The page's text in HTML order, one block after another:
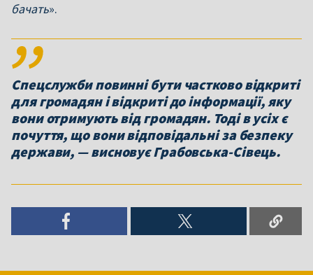
бачать».
Спецслужби повинні бути частково відкриті
для громадян і відкриті до інформації, яку
вони отримують від громадян. Тоді в усіх є
почуття, що вони відповідальні за безпеку
держави, — висновує Грабовська-Сівець.